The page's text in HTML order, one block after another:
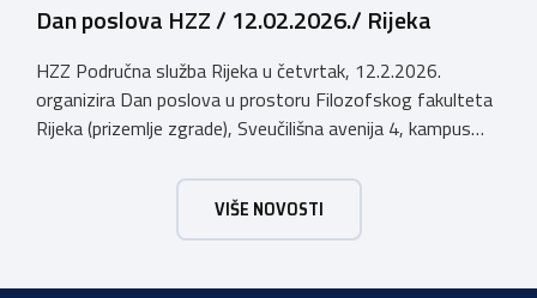
Dan poslova HZZ / 12.02.2026./ Rijeka
HZZ Područna služba Rijeka u četvrtak, 12.2.2026.
organizira Dan poslova u prostoru Filozofskog fakulteta
Rijeka (prizemlje zgrade), Sveučilišna avenija 4, kampus
sajamsko-edukativno događanje koje za cilj ima: Što Dan
poslova nudi: U okviru Dana poslova, HZZ, Područna
služba Rijeka održati će prezentaciju o mjerama […]
VIŠE NOVOSTI